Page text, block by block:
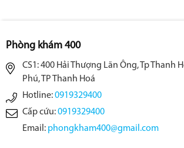
Phòng khám 400
CS1: 400 Hải Thượng Lãn Ông, Tp Thanh
Phú, TP Thanh Hoá
Hotline:0919329400
Cấp cứu:0919329400
Email: phongkham400@gmail.com